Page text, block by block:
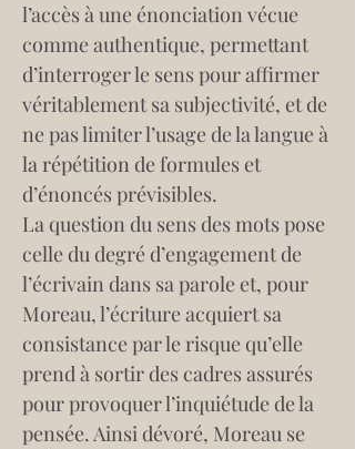
l’accès à une énonciation vécue
comme authentique, permettant
d’interroger le sens pour affirmer
véritablement sa subjectivité, et de
ne pas limiter l’usage de la langue à
la répétition de formules et
d’énoncés prévisibles.
La question du sens des mots pose
celle du degré d’engagement de
l’écrivain dans sa parole et, pour
Moreau, l’écriture acquiert sa
consistance par le risque qu’elle
prend à sortir des cadres assurés
pour provoquer l’inquiétude de la
pensée. Ainsi dévoré, Moreau se